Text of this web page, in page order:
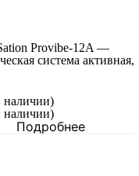
Provibe-12A —
система активная,
наличии)
наличии)
Подробнее